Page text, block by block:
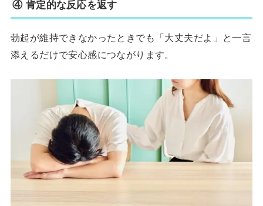
④ 肯定的な反応を返す
勃起が維持できなかったときでも「大丈夫だよ」と一言
添えるだけで安心感につながります。